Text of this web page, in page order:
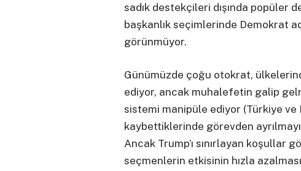
sadık destekçileri dışında popüler
başkanlık seçimlerinde Demokrat
görünmüyor.
Günümüzde çoğu otokrat,
ediyor, ancak muhalefetin galip
sistemi manipüle ediyor (Türkiye ve
kaybettiklerinde görevden
Ancak Trump’ı sınırlayan koşullar
seçmenlerin etkisinin hızla